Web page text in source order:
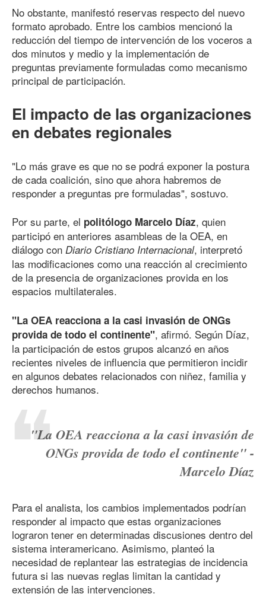
No obstante, manifestó reservas respecto del nuevo
formato aprobado. Entre los cambios mencionó la
reducción del tiempo de intervención de los voceros a
dos minutos y medio y la implementación de
preguntas previamente formuladas como mecanismo
principal de participación.
El impacto de las organizaciones
en debates regionales
"Lo más grave es que no se podrá exponer la postura
de cada coalición, sino que ahora habremos de
responder a preguntas pre formuladas", sostuvo.
Por su parte, el politólogo Marcelo Díaz, quien
participó en anteriores asambleas de la OEA, en
diálogo con Diario Cristiano Internacional, interpretó
las modificaciones como una reacción al crecimiento
de la presencia de organizaciones provida en los
espacios multilaterales.
"La OEA reacciona a la casi invasión de ONGs
provida de todo el continente", afirmó. Según Díaz,
la participación de estos grupos alcanzó en años
recientes niveles de influencia que permitieron incidir
en algunos debates relacionados con niñez, familia y
derechos humanos.
"La OEA reacciona a la casi invasión de
ONGs provida de todo el continente" -
Marcelo Díaz
Para el analista, los cambios implementados podrían
responder al impacto que estas organizaciones
lograron tener en determinadas discusiones dentro del
sistema interamericano. Asimismo, planteó la
necesidad de replantear las estrategias de incidencia
futura si las nuevas reglas limitan la cantidad y
extensión de las intervenciones.